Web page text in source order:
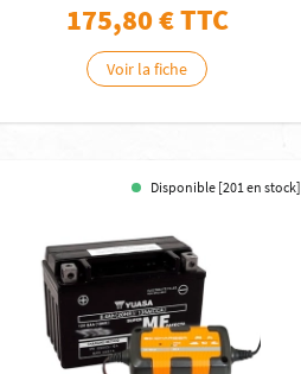
175,80€ TTC
Voir la fiche
Disponible [201 en stock]